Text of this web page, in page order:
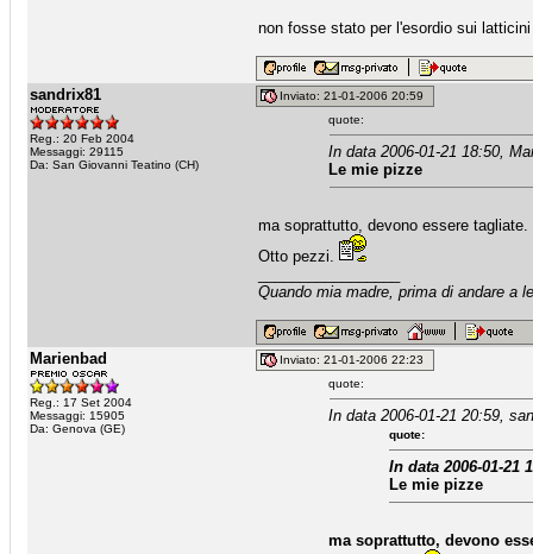
non fosse stato per l'esordio sui
sandrix81
Reg.: 20 Feb 2004
Messaggi: 29115
Da: San Giovanni Teatino (CH)
Inviato: 21-01-2006 20:59
quote:
In data 2006-01-21 18:50,
Le mie pizze
ma soprattutto, devono essere tagliate.
Otto pezzi.
Quando mia madre, prima di andare a
Marienbad
Reg.: 17 Set 2004
Messaggi: 15905
Da: Genova (GE)
Inviato: 21-01-2006 22:23
quote:
In data 2006-01-21 20:59,
quote:
In data 2006-01-21
Le mie pizze
ma soprattutto, devono